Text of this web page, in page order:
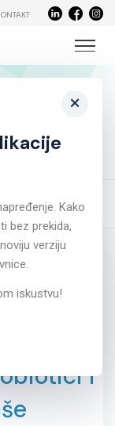
×
Kako
bez prekida,
verziju
iskustvu!
i
i